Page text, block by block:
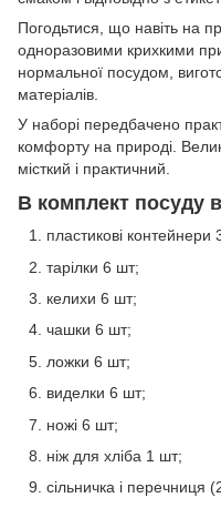
Погодьтися, що навіть на
одноразовими крихкими
нормальної посудом,
матеріалів.
У наборі передбачено
комфорту на природі.
місткий і практичний.
В комплект посуду
пластикові контейнери
тарілки 6 шт;
келихи 6 шт;
чашки 6 шт;
ложки 6 шт;
виделки 6 шт;
ножі 6 шт;
ніж для хліба 1 шт;
сільничка і перечниця